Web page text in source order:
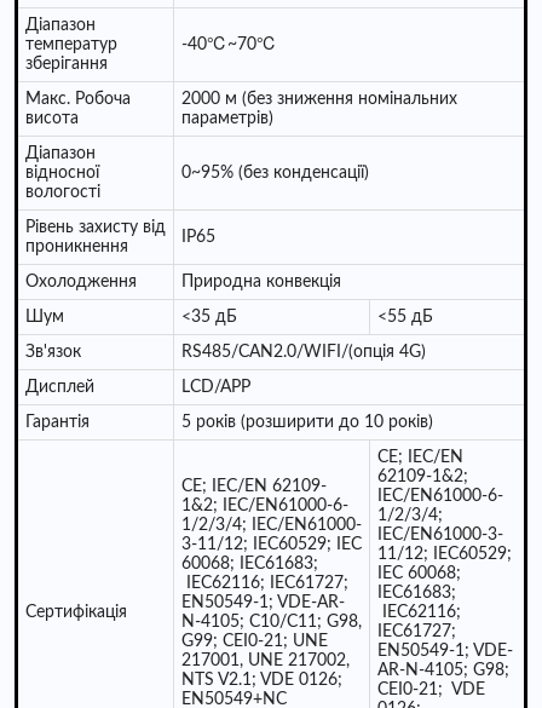
Діапазон
температур
зберігання
-40℃~70℃
Макс. Робоча
висота
2000 м (без зниження номінальних
параметрів)
Діапазон
відносної
вологості
0~95% (без конденсації)
Рівень захисту від
проникнення
IP65
Охолодження Природна конвекція
Шум <35 дБ <55 дБ
Зв'язок RS485/CAN2.0/WIFI/(опція 4G)
Дисплей LCD/APP
Гарантія 5 років (розширити до 10 років)
Сертифікація
CE; IEC/EN 62109-
1&2; IEC/EN61000-6-
1/2/3/4; IEC/EN61000-
3-11/12; IEC60529; IEC
60068; IEC61683;
IEC62116; IEC61727;
EN50549-1; VDE-AR-
N-4105; C10/C11; G98,
G99; CEI0-21; UNE
217001, UNE 217002,
NTS V2.1; VDE 0126;
EN50549+NC
CE; IEC/EN
62109-1&2;
IEC/EN61000-6-
1/2/3/4;
IEC/EN61000-3-
11/12; IEC60529;
IEC 60068;
IEC61683;
IEC62116;
IEC61727;
EN50549-1; VDE-
AR-N-4105; G98;
CEI0-21; VDE